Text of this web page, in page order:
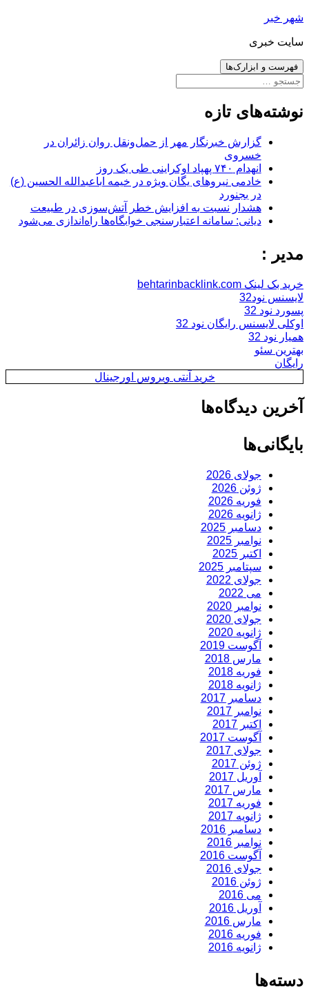
رفتن
نوشته‌ها
شهر خبر
سایت خبری
فهرست و ابزارک‌ها
جستجو
نوشته‌های تازه
گزارش خبرنگار مهر از حمل‌ونقل روان زائران در
خسروی
انهدام ۷۴۰ پهپاد اوکراینی طی یک روز
خادمی نیروهای یگان ویژه در خیمه اباعبدالله الحسین (ع)
در بجنورد
هشدار نسبت به افزایش خطر آتش‌سوزی در طبیعت
دیانی: سامانه اعتبارسنجی خوابگاه‌ها راه‌اندازی می‌شود
مدیر :
خرید بک لینک behtarinbacklink.com
لایسنس نود32
پسورد نود 32
اوکلی لایسنس رایگان نود 32
همیار نود 32
بهترین سئو
رایگان
خرید آنتی ویروس اورجینال
آخرین دیدگاه‌ها
بایگانی‌ها
جولای 2026
ژوئن 2026
فوریه 2026
ژانویه 2026
دسامبر 2025
نوامبر 2025
اکتبر 2025
سپتامبر 2025
جولای 2022
می 2022
نوامبر 2020
جولای 2020
ژانویه 2020
آگوست 2019
مارس 2018
فوریه 2018
ژانویه 2018
دسامبر 2017
نوامبر 2017
اکتبر 2017
آگوست 2017
جولای 2017
ژوئن 2017
آوریل 2017
مارس 2017
فوریه 2017
ژانویه 2017
دسامبر 2016
نوامبر 2016
آگوست 2016
جولای 2016
ژوئن 2016
می 2016
آوریل 2016
مارس 2016
فوریه 2016
ژانویه 2016
دسته‌ها